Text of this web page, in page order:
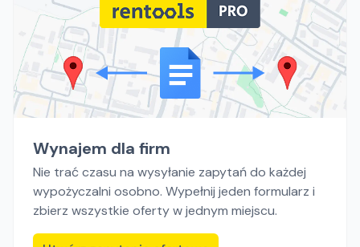
Wynajem dla firm
Nie trać czasu na wysyłanie zapytań do każdej
wypożyczalni osobno. Wypełnij jeden formularz i
zbierz wszystkie oferty w jednym miejscu.